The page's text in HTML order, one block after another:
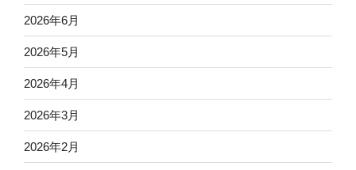
2026年6月
2026年5月
2026年4月
2026年3月
2026年2月